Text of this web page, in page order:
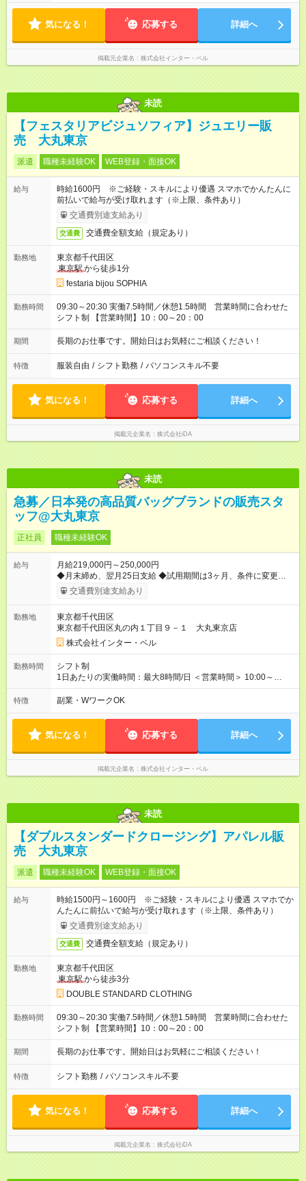
気になる！ 応募する 詳細へ
掲載元企業名 株式会社インター・ベル
未読
【フェスタリアビジュソフィア】ジュエリー販
売 大丸東京
派遣 職種未経験OK WEB登録・面接OK
給与
時給1600円 ※ご経験・スキルにより優遇 スマホでかんたんに
前払いで給与が受け取れます（※上限、条件あり）
交通費別途支給あり
交通費 交通費全額支給（規定あり）
勤務地
東京都千代田区
東京駅から徒歩1分
festaria bijou SOPHIA
勤務時間
09:30～20:30 実働7.5時間／休憩1.5時間 営業時間に合わせた
シフト制 【営業時間】10：00～20：00
期間 長期のお仕事です。開始日はお気軽にご相談ください！
特徴 服装自由 / シフト勤務 / パソコンスキル不要
気になる！ 応募する 詳細へ
掲載元企業名 株式会社iDA
未読
急募／日本発の高品質バッグブランドの販売スタ
ッフ@大丸東京
正社員 職種未経験OK
給与
月給219,000円～250,000円
◆月末締め、翌月25日支給 ◆試用期間は3ヶ月、条件に変更はあ
りません 【試用期間】試用期間あり 試用期間の長さ：3ヶ月 雇
用形態、給与は本採用時と同じです。
交通費別途支給あり
勤務地
東京都千代田区
東京都千代田区丸の内１丁目９－１ 大丸東京店
株式会社インター・ベル
勤務時間
シフト制
1日あたりの実働時間：最大8時間/日 ＜営業時間＞ 10:00～
20:00 ＜勤務時間＞ 9:30～20:30(実働8h・休憩1hのシフト制) 週
休2日制、月9日休み、残業はほぼありません 早番・遅番の2交
ができます。
特徴 副業・WワークOK
気になる！ 応募する 詳細へ
掲載元企業名 株式会社インター・ベル
未読
【ダブルスタンダードクロージング】アパレル販
売 大丸東京
派遣 職種未経験OK WEB登録・面接OK
給与
時給1500円～1600円 ※ご経験・スキルにより優遇 スマホでか
んたんに前払いで給与が受け取れます（※上限、条件あり）
交通費別途支給あり
交通費 交通費全額支給（規定あり）
勤務地
東京都千代田区
東京駅から徒歩3分
DOUBLE STANDARD CLOTHING
勤務時間
09:30～20:30 実働7.5時間／休憩1.5時間 営業時間に合わせた
シフト制 【営業時間】10：00～20：00
期間 長期のお仕事です。開始日はお気軽にご相談ください！
特徴 シフト勤務 / パソコンスキル不要
気になる！ 応募する 詳細へ
掲載元企業名 株式会社iDA